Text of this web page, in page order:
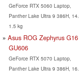
GeForce RTX 5060 Laptop,
Panther Lake Ultra 9 386H,
1.5 kg
Asus ROG Zephyrus G16
GU606
GeForce RTX 5070 Laptop,
Panther Lake Ultra 9 386H,